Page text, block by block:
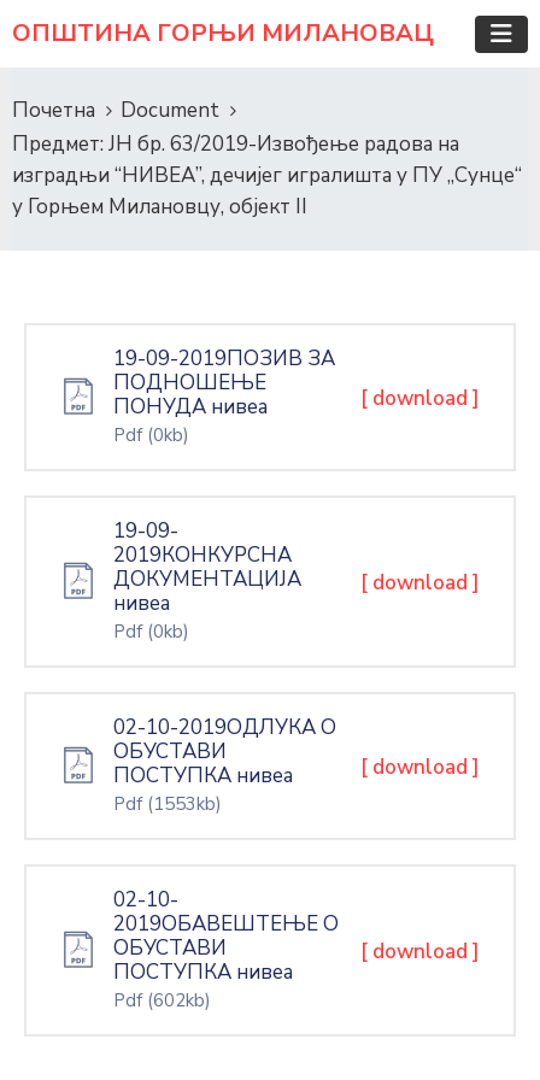
ОПШТИНА ГОРЊИ МИЛАНОВАЦ
Почетна
Document
Предмет: ЈН бр. 63/2019-Извођење радова на
изградњи “НИВЕА”, дечијег игралишта у ПУ „Сунце“
у Горњем Милановцу, објект II
19-09-2019ПОЗИВ ЗА
ПОДНОШЕЊЕ
ПОНУДА нивеа
Pdf (0kb)
[ download ]
19-09-
2019КОНКУРСНА
ДОКУМЕНТАЦИЈА
нивеа
Pdf (0kb)
[ download ]
02-10-2019ОДЛУКА О
ОБУСТАВИ
ПОСТУПКА нивеа
Pdf (1553kb)
[ download ]
02-10-
2019ОБАВЕШТЕЊЕ О
ОБУСТАВИ
ПОСТУПКА нивеа
Pdf (602kb)
[ download ]